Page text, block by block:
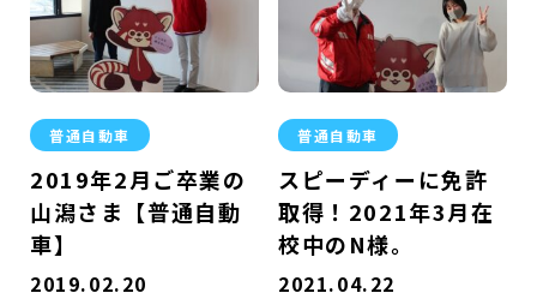
普通自動車
2019年2月ご卒業の
山潟さま【普通自動
車】
2019.02.20
普通自動車
スピーディーに免許
取得！2021年3月在
校中のN様。
2021.04.22